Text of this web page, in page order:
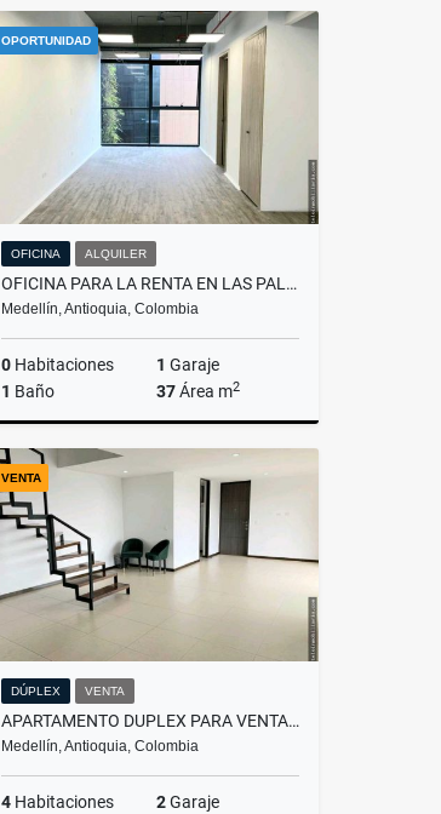
Alquiler
$5.250.000
OPORTUNIDAD
OFICINA ALQUILER
OFICINA PARA LA RENTA EN LAS PALMAS
Medellín, Antioquia, Colombia
0 Habitaciones 1 Garaje
1 Baño 37Área m2
Alquiler
$3.500.000
VENTA
DÚPLEX VENTA
APARTAMENTO DUPLEX PARA VENTA EN EL POBLADO SECTOR ALTOS DEL POBLADO
Medellín, Antioquia, Colombia
4 Habitaciones 2Garaje